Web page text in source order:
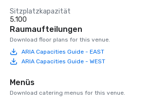
Sitzplatzkapazität
5.100
Raumaufteilungen
Download floor plans for this venue.
ARIA Capacities Guide - EAST
ARIA Capacities Guide - WEST
Menüs
Download catering menus for this venue.